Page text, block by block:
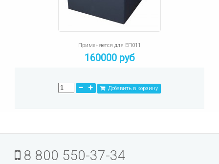
Применяется для ЕП011
160000 руб
Добавить в корзину
8 800 550-37-34